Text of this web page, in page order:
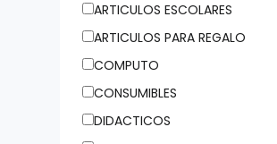
ESCRITURA (0)
ARTICULOS ESCOLARES
ARTICULOS PARA REGALO
COMPUTO
CONSUMIBLES
DIDACTICOS